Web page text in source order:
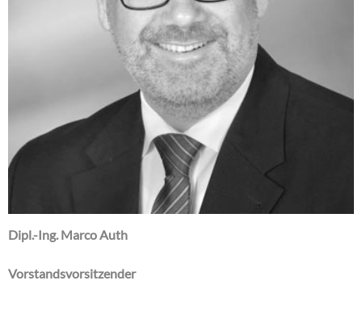
Dipl.-Ing. Marco Auth
Vorstandsvorsitzender